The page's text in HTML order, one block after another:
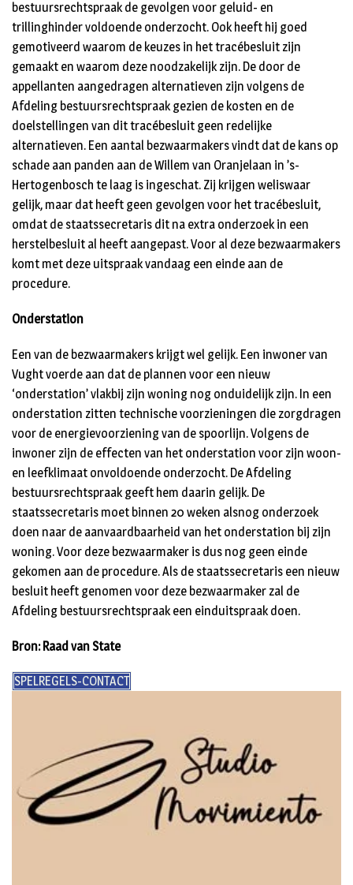
bestuursrechtspraak de gevolgen voor geluid- en
trillinghinder voldoende onderzocht. Ook heeft hij goed
gemotiveerd waarom de keuzes in het tracébesluit zijn
gemaakt en waarom deze noodzakelijk zijn. De door de
appellanten aangedragen alternatieven zijn volgens de
Afdeling bestuursrechtspraak gezien de kosten en de
doelstellingen van dit tracébesluit geen redelijke
alternatieven. Een aantal bezwaarmakers vindt dat de kans op
schade aan panden aan de Willem van Oranjelaan in ’s-
Hertogenbosch te laag is ingeschat. Zij krijgen weliswaar
gelijk, maar dat heeft geen gevolgen voor het tracébesluit,
omdat de staatssecretaris dit na extra onderzoek in een
herstelbesluit al heeft aangepast. Voor al deze bezwaarmakers
komt met deze uitspraak vandaag een einde aan de
procedure.
Onderstation
Een van de bezwaarmakers krijgt wel gelijk. Een inwoner van
Vught voerde aan dat de plannen voor een nieuw
‘onderstation’ vlakbij zijn woning nog onduidelijk zijn. In een
onderstation zitten technische voorzieningen die zorgdragen
voor de energievoorziening van de spoorlijn. Volgens de
inwoner zijn de effecten van het onderstation voor zijn woon-
en leefklimaat onvoldoende onderzocht. De Afdeling
bestuursrechtspraak geeft hem daarin gelijk. De
staatssecretaris moet binnen 20 weken alsnog onderzoek
doen naar de aanvaardbaarheid van het onderstation bij zijn
woning. Voor deze bezwaarmaker is dus nog geen einde
gekomen aan de procedure. Als de staatssecretaris een nieuw
besluit heeft genomen voor deze bezwaarmaker zal de
Afdeling bestuursrechtspraak een einduitspraak doen.
Bron: Raad van State
SPELREGELS-CONTACT